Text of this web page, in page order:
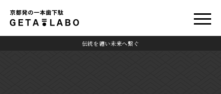
伝統を纏い未来へ繋ぐ